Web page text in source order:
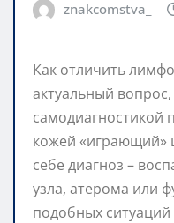
znakcomstva_
Как отличить
актуальный
самодиагностикой
кожей «играющий»
себе диагноз –
узла, атерома или
подобных